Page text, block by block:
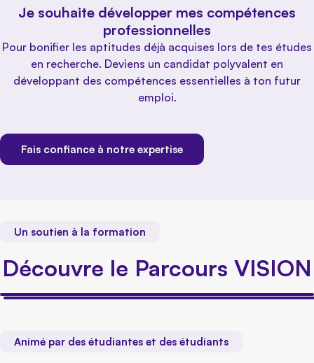
Je souhaite développer mes compétences
professionnelles
Pour bonifier les aptitudes déjà acquises lors de tes études
en recherche. Deviens un candidat polyvalent en
développant des compétences essentielles à ton futur
emploi.
Fais confiance à notre expertise
Un soutien à la formation
Découvre le Parcours VISION
Animé par des étudiantes et des étudiants